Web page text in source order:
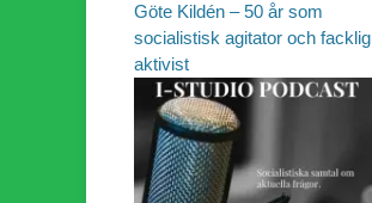
Göte Kildén – 50 år som
socialistisk agitator och facklig
aktivist